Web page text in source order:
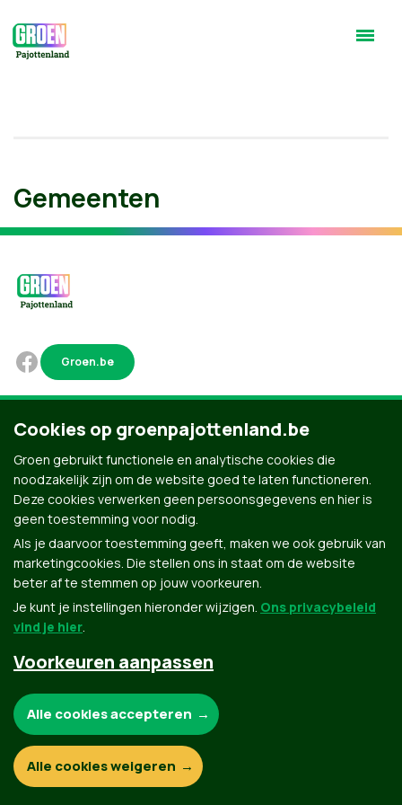
Gemeenten
Groen.be
© Copyright Groen 2026 | Gemaakt met NationBuilder
Contact Privacybeleid
Cookies op groenpajottenland.be
Groen gebruikt functionele en analytische cookies die
noodzakelijk zijn om de website goed te laten functioneren.
Deze cookies verwerken geen persoonsgegevens en hier is
geen toestemming voor nodig.
Als je daarvoor toestemming geeft, maken we ook gebruik van
marketingcookies. Die stellen ons in staat om de website
beter af te stemmen op jouw voorkeuren.
Je kunt je instellingen hieronder wijzigen. Ons privacybeleid
vind je hier.
Voorkeuren aanpassen
Functionele en analytische cookies:
Alle cookies accepteren
Alle cookies weigeren